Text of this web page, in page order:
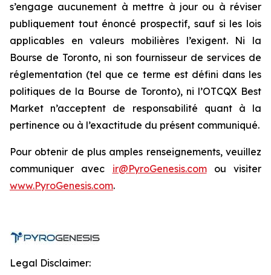
s’engage aucunement à mettre à jour ou à réviser
publiquement tout énoncé prospectif, sauf si les lois
applicables en valeurs mobilières l’exigent. Ni la
Bourse de Toronto, ni son fournisseur de services de
réglementation (tel que ce terme est défini dans les
politiques de la Bourse de Toronto), ni l’OTCQX Best
Market n’acceptent de responsabilité quant à la
pertinence ou à l’exactitude du présent communiqué.
Pour obtenir de plus amples renseignements, veuillez
communiquer avec ir@PyroGenesis.comou visiter
www.PyroGenesis.com.
Legal Disclaimer: